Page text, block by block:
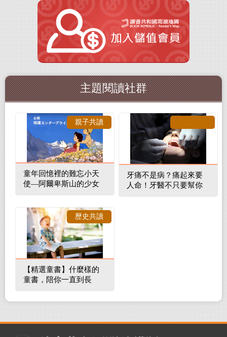
主題閱讀社群
童年回憶裡的難忘小天
使—阿爾卑斯山的少女
親子共讀
牙痛不是病？痛起來要
人命！牙醫不只要幫你
【精選童書】什麼樣的
童書，陪你一直到長
歷史共讀